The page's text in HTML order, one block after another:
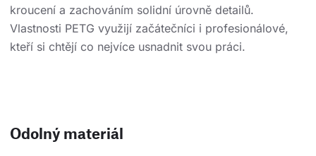
kroucení a zachováním solidní úrovně detailů.
Vlastnosti PETG využijí začátečníci i profesionálové,
kteří si chtějí co nejvíce usnadnit svou práci.
Odolný materiál